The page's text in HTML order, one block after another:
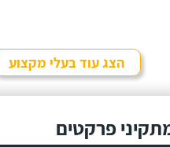
הצג עוד בעלי מקצוע
פרקטים